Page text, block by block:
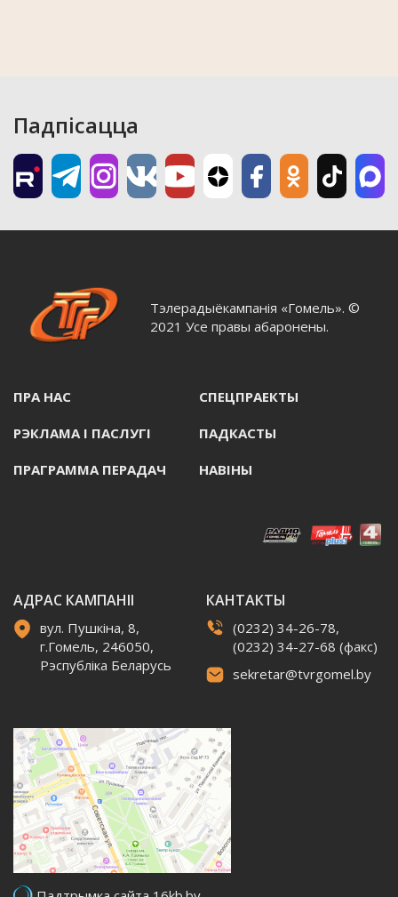
Падпісацца
Тэлерадыёкампанія «Гомель». ©
2021 Усе правы абаронены.
ПРА НАС СПЕЦПРАЕКТЫ
РЭКЛАМА I ПАСЛУГI ПАДКАСТЫ
ПРАГРАММА ПЕРАДАЧ НАВIНЫ
АДРАС КАМПАНІІ
вул. Пушкіна, 8,
г.Гомель, 246050,
Рэспубліка Беларусь
КАНТАКТЫ
(0232) 34-26-78,
(0232) 34-27-68 (факс)
sekretar@tvrgomel.by